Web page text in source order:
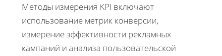
Методы измерения KPI включают
использование метрик конверсии,
измерение эффективности рекламных
кампаний и анализа пользовательской